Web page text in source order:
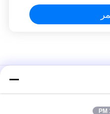
لتعبئة صب اللب
السيارات مصبوب لب آلة انتاج